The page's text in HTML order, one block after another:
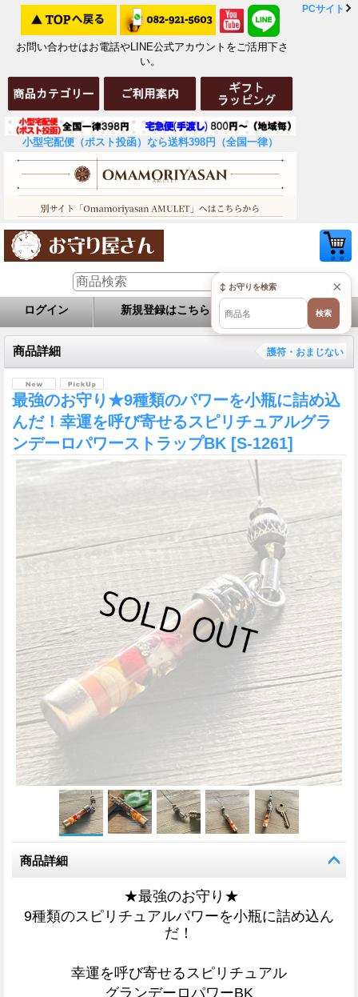
お問い合わせはお電話やLINE公式アカウントをご活用下さ
い。
小型宅配便（ポスト投函）なら送料398円（全国一律）
PCサイト
ログイン 新規登録はこちら お問い合せ
商品詳細 護符・おまじない
最強のお守り★9種類のパワーを小瓶に詰め込
んだ！幸運を呼び寄せるスピリチュアルグラ
ンデーロパワーストラップBK [S-1261]
商品詳細
★最強のお守り★
9種類のスピリチュアルパワーを小瓶に詰め込ん
だ！
幸運を呼び寄せるスピリチュアル
グランデーロパワーBK
×
↕ お守りを検索
検索